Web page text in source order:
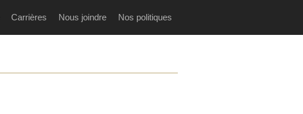
Carrières Nous joindre Nos politiques